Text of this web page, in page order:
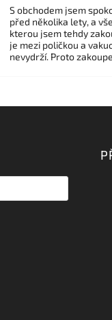
S obchodem jsem
před několika lety, a
kterou jsem tehdy
je mezi poličkou a
nevydrží. Proto